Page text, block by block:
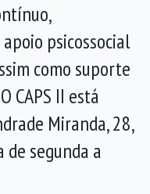
psicossocial
como suporte
CAPS II está
Miranda, 28,
de segunda a